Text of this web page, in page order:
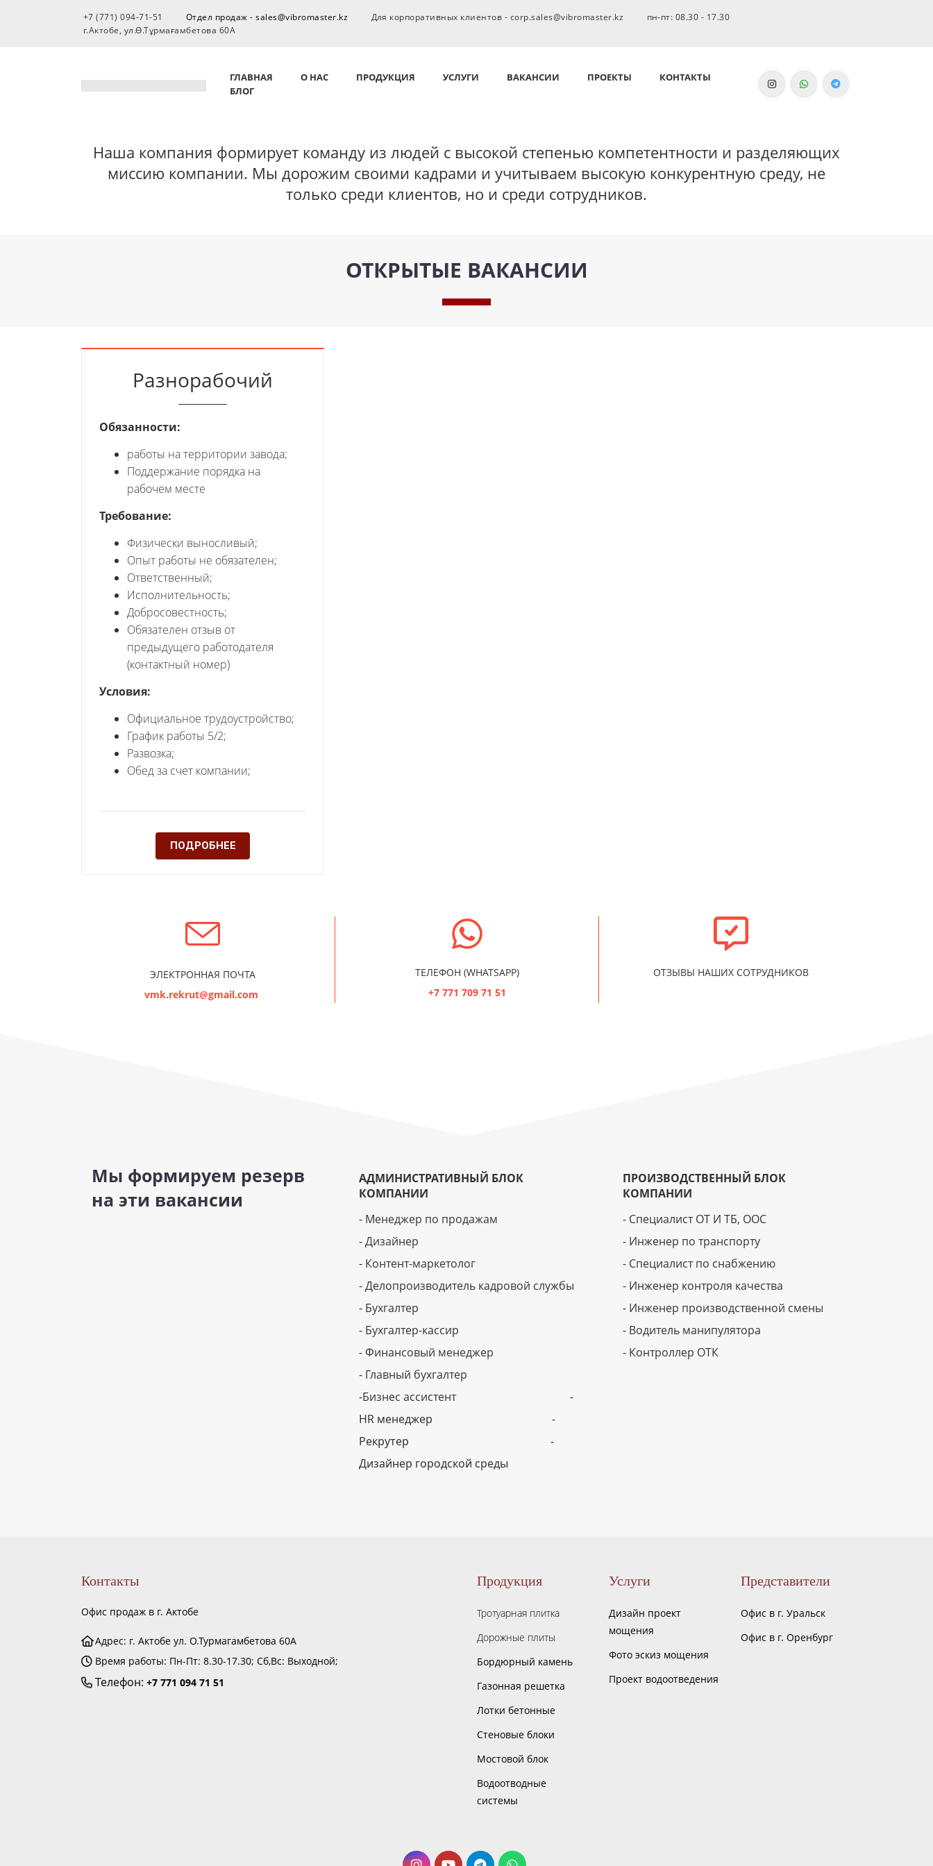
+7 (771) 094-71-51 Отдел продаж - sales@vibromaster.kz Для корпоративных клиентов - corp.sales@vibromaster.kz
пн-пт: 08.30 - 17.30
г.Актобе, ул.Ө.Тұрмағамбетова 60А
ГЛАВНАЯ О НАС ПРОДУКЦИЯ УСЛУГИ ВАКАНСИИ ПРОЕКТЫ
КОНТАКТЫ
БЛОГ
Наша компания формирует команду из людей с высокой степенью компетентности и разделяющих
миссию компании. Мы дорожим своими кадрами и учитываем высокую конкурентную среду, не
только среди клиентов, но и среди сотрудников.
ОТКРЫТЫЕ ВАКАНСИИ
Разнорабочий
Обязанности:
работы на территории завода;
Поддержание порядка на
рабочем месте
Требование:
Физически выносливый;
Опыт работы не обязателен;
Ответственный;
Исполнительность;
Добросовестность;
Обязателен отзыв от
предыдущего работодателя
(контактный номер)
Условия:
Официальное трудоустройство;
График работы 5/2;
Развозка;
Обед за счет компании;
ПОДРОБНЕЕ
ЭЛЕКТРОННАЯ ПОЧТА
vmk.rekrut@gmail.com
ТЕЛЕФОН (WHATSAPP)
+7 771 709 71 51
ОТЗЫВЫ НАШИХ СОТРУДНИКОВ
Мы формируем резерв
на эти вакансии
АДМИНИСТРАТИВНЫЙ БЛОК
КОМПАНИИ
- Менеджер по продажам
- Дизайнер
- Контент-маркетолог
- Делопроизводитель кадровой службы
- Бухгалтер
- Бухгалтер-кассир
- Финансовый менеджер
- Главный бухгалтер
-Бизнес ассистент -
HR менеджер -
Рекрутер -
Дизайнер городской среды
ПРОИЗВОДСТВЕННЫЙ БЛОК
КОМПАНИИ
- Специалист ОТ И ТБ, ООС
- Инженер по транспорту
- Специалист по снабжению
- Инженер контроля качества
- Инженер производственной смены
- Водитель манипулятора
- Контроллер ОТК
Контакты
Офис продаж в г. Актобе
Адрес: г. Актобе ул. О.Турмагамбетова 60А
Время работы: Пн-Пт: 8.30-17.30; Сб,Вс: Выходной;
Телефон: +7 771 094 71 51
Продукция
Тротуарная плитка
Дорожные плиты
Бордюрный камень
Газонная решетка
Лотки бетонные
Стеновые блоки
Мостовой блок
Водоотводные
системы
Услуги
Дизайн проект
мощения
Фото эскиз мощения
Проект водоотведения
Представители
Офис в г. Уральск
Офис в г. Оренбург